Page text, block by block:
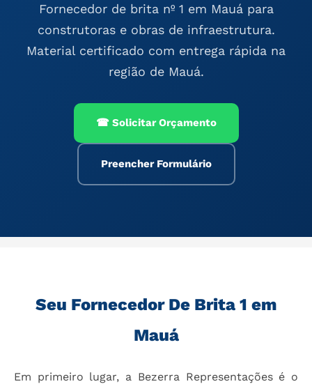
Fornecedor de brita nº 1 em Mauá para
construtoras e obras de infraestrutura.
Material certificado com entrega rápida na
região de Mauá.
☎ Solicitar Orçamento
Preencher Formulário
Seu Fornecedor De Brita 1 em
Mauá
Em primeiro lugar, a Bezerra Representações é o